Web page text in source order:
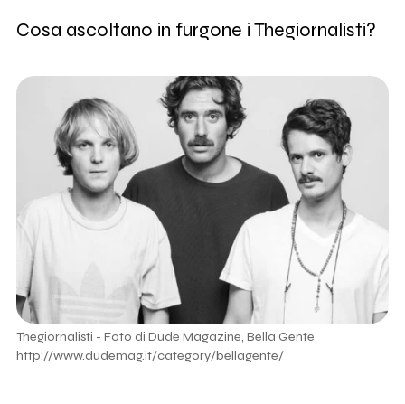
Cosa ascoltano in furgone i Thegiornalisti?
Thegiornalisti - Foto di Dude Magazine, Bella Gente
http://www.dudemag.it/category/bellagente/